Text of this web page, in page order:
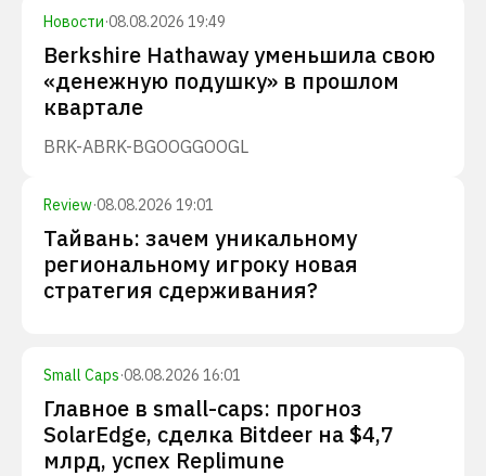
Новости·08.08.2026 19:49
Berkshire Hathaway уменьшила свою
«денежную подушку» в прошлом
квартале
BRK-ABRK-BGOOGGOOGL
Review·08.08.2026 19:01
Тайвань: зачем уникальному
региональному игроку новая
стратегия сдерживания?
Small Caps·08.08.2026 16:01
Главное в small-caps: прогноз
SolarEdge, сделка Bitdeer на $4,7
млрд, успех Replimune